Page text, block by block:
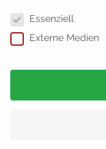
Essenziell
Externe Medien